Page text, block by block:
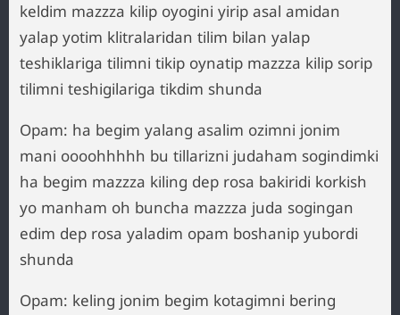
keldim mazzza kilip oyogini yirip asal amidan
yalap yotim klitralaridan tilim bilan yalap
teshiklariga tilimni tikip oynatip mazzza kilip sorip
tilimni teshigilariga tikdim shunda
Opam: ha begim yalang asalim ozimni jonim
mani oooohhhhh bu tillarizni judaham sogindimki
ha begim mazzza kiling dep rosa bakiridi korkish
yo manham oh buncha mazzza juda sogingan
edim dep rosa yaladim opam boshanip yubordi
shunda
Opam: keling jonim begim kotagimni bering